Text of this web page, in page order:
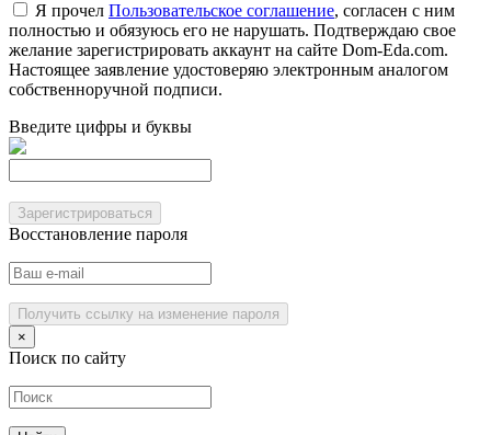
Я прочел Пользовательское соглашение, согласен с ним
полностью и обязуюсь его не нарушать. Подтверждаю свое
желание зарегистрировать аккаунт на сайте Dom-Eda.com.
Настоящее заявление удостоверяю электронным аналогом
собственноручной подписи.
Введите цифры и буквы
Зарегистрироваться
Восстановление пароля
Получить ссылку на изменение пароля
×
Поиск по сайту